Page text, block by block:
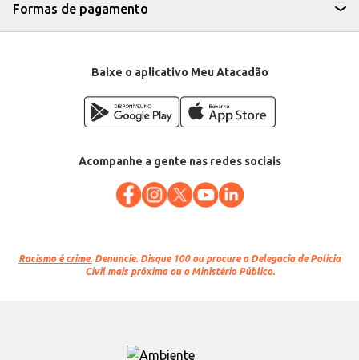
Formas de pagamento
Baixe o aplicativo Meu Atacadão
Acompanhe a gente nas redes sociais
Racismo é crime. Denuncie. Disque 100 ou procure a Delegacia de Polícia
Civil mais próxima ou o Ministério Público.